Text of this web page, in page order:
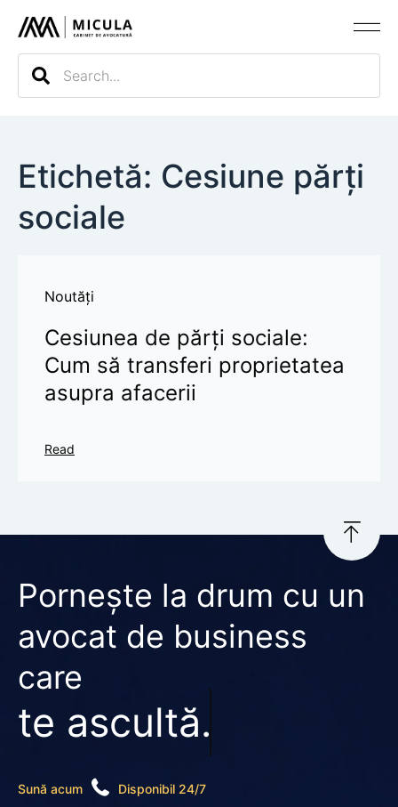
Etichetă: Cesiune părți
sociale
Noutăți
Cesiunea de părți sociale:
Cum să transferi proprietatea
asupra afacerii
Read
Pornește la drum cu un
avocat de business
care
te ascultă.
Sună acum Disponibil 24/7